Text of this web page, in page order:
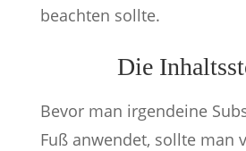
beachten sollte.
Die
Bevor man irgendeine
Fuß anwendet, sollte man